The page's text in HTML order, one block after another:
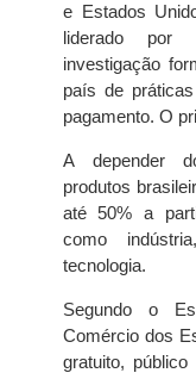
e Estados
liderado por
investigação
país de
pagamento. O
A depender
produtos
até 50% a
como
tecnologia.
Segundo o
Comércio dos
gratuito,